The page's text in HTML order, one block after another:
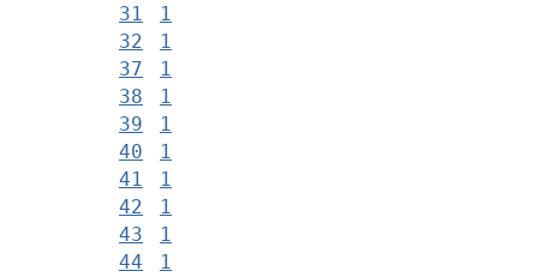
31
1
32
1
37
1
38
1
39
1
40
1
41
1
42
1
43
1
44
1